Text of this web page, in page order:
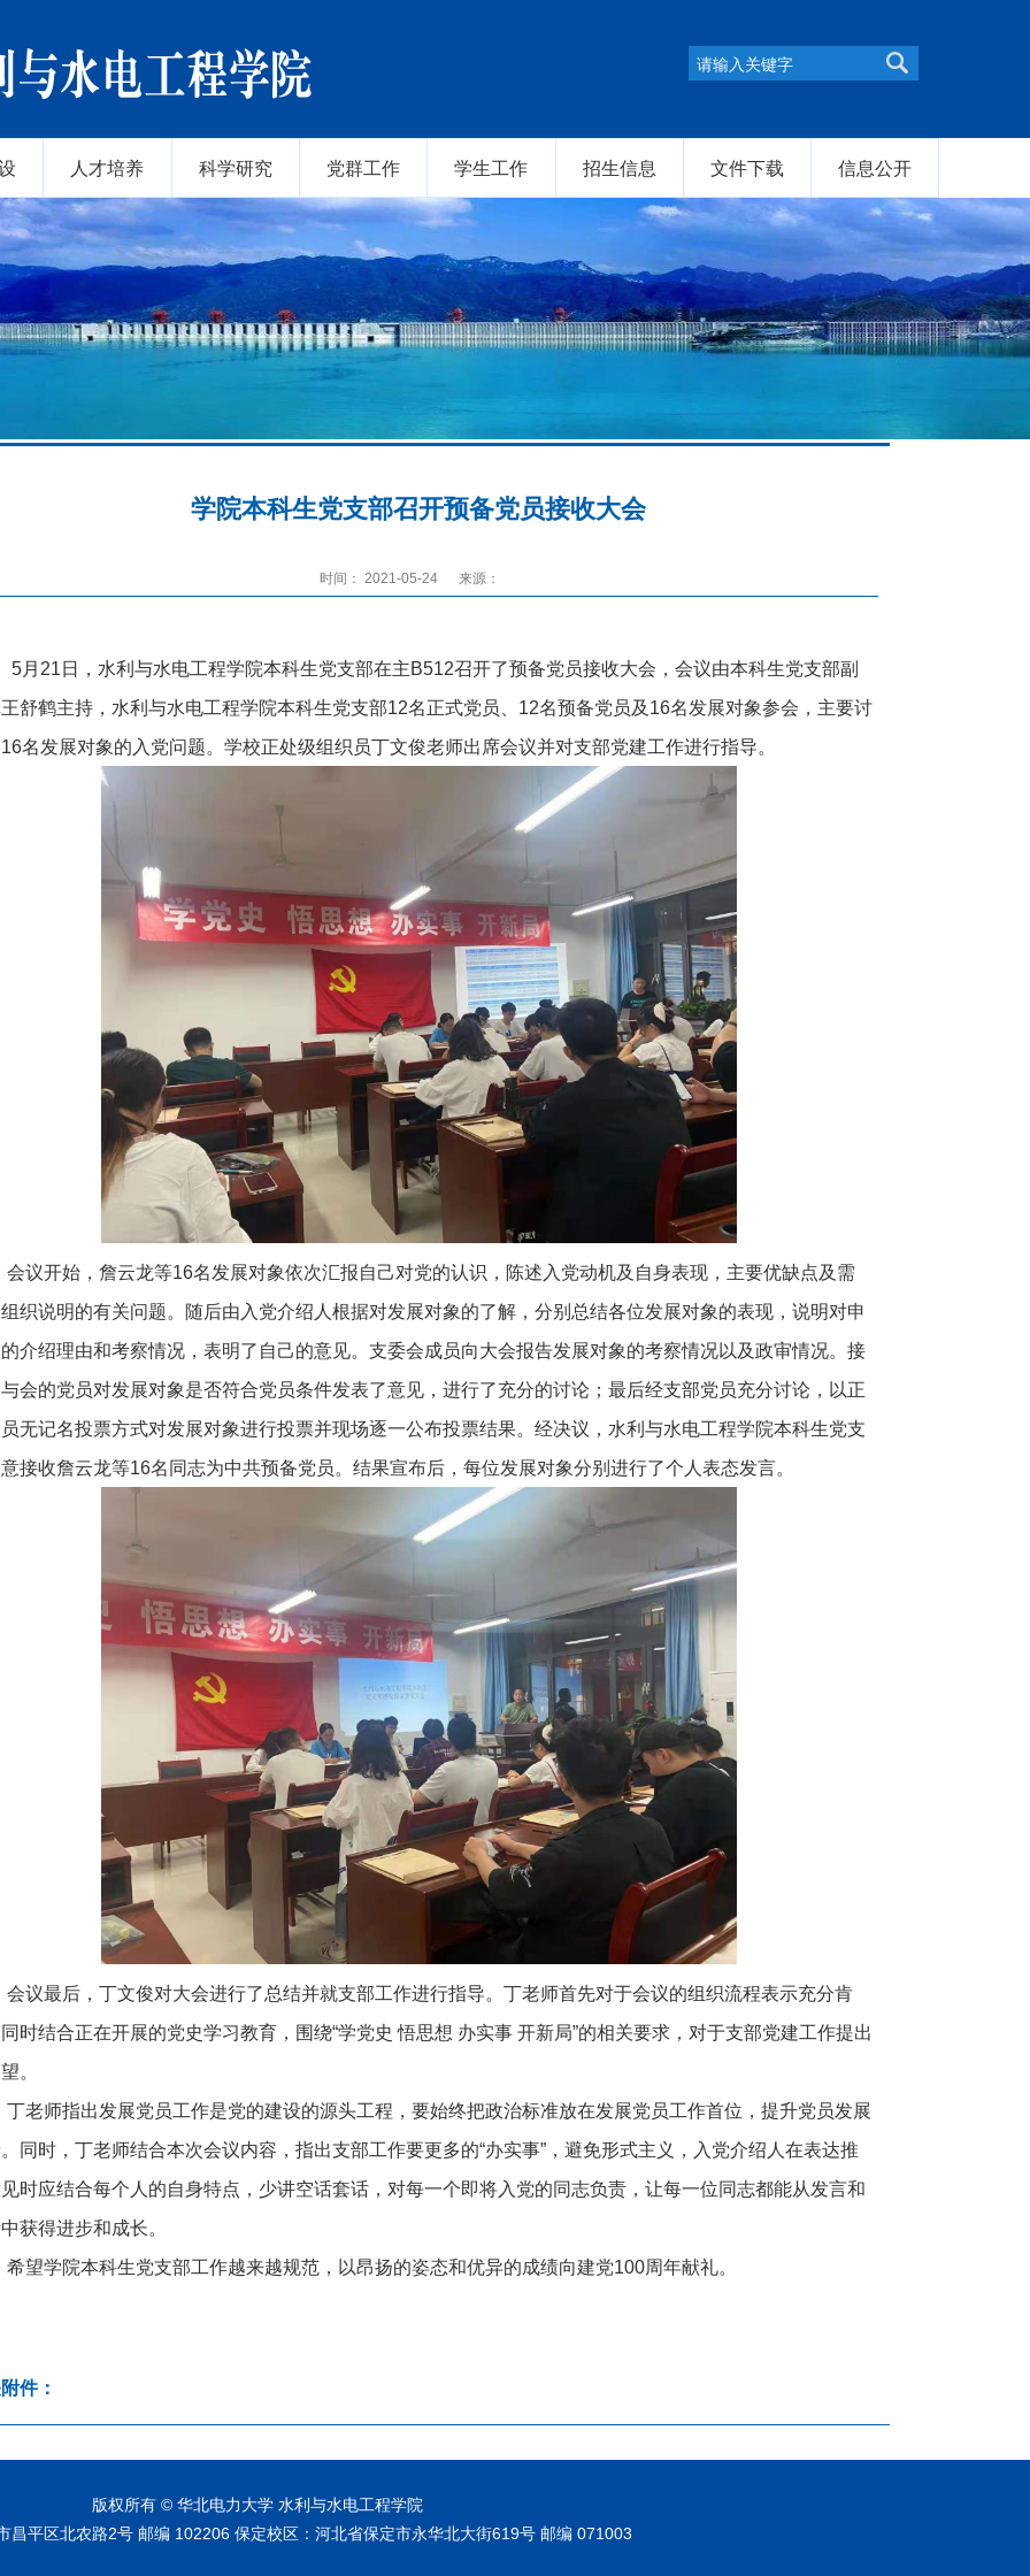
人才培养 科学研究 党群工作 学生工作 招生信息 文件下载 信息公开
学院本科生党支部召开预备党员接收大会
时间： 2021-05-24 来源：
5月21日，水利与水电工程学院本科生党支部在主B512召开了预备党员接收大会，会议由本科生党支部副
舒鹤主持，水利与水电工程学院本科生党支部12名正式党员、12名预备党员及16名发展对象参会，主要讨
名发展对象的入党问题。学校正处级组织员丁文俊老师出席会议并对支部党建工作进行指导。
会议开始，詹云龙等16名发展对象依次汇报自己对党的认识，陈述入党动机及自身表现，主要优缺点及需
织说明的有关问题。随后由入党介绍人根据对发展对象的了解，分别总结各位发展对象的表现，说明对申
介绍理由和考察情况，表明了自己的意见。支委会成员向大会报告发展对象的考察情况以及政审情况。接
会的党员对发展对象是否符合党员条件发表了意见，进行了充分的讨论；最后经支部党员充分讨论，以正
无记名投票方式对发展对象进行投票并现场逐一公布投票结果。经决议，水利与水电工程学院本科生党支
接收詹云龙等16名同志为中共预备党员。结果宣布后，每位发展对象分别进行了个人表态发言。
会议最后，丁文俊对大会进行了总结并就支部工作进行指导。丁老师首先对于会议的组织流程表示充分肯
时结合正在开展的党史学习教育，围绕“学党史 悟思想 办实事 开新局”的相关要求，对于支部党建工作提出
。
丁老师指出发展党员工作是党的建设的源头工程，要始终把政治标准放在发展党员工作首位，提升党员发展
同时，丁老师结合本次会议内容，指出支部工作要更多的“办实事”，避免形式主义，入党介绍人在表达推
时应结合每个人的自身特点，少讲空话套话，对每一个即将入党的同志负责，让每一位同志都能从发言和
获得进步和成长。
希望学院本科生党支部工作越来越规范，以昂扬的姿态和优异的成绩向建党100周年献礼。
件：
版权所有 © 华北电力大学 水利与水电工程学院
昌平区北农路2号 邮编 102206 保定校区：河北省保定市永华北大街619号 邮编 071003